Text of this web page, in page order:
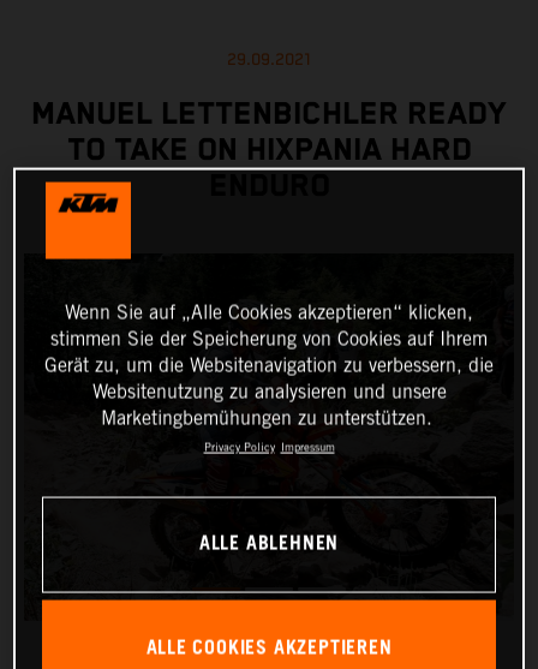
29.09.2021
MANUEL LETTENBICHLER READY
TO TAKE ON HIXPANIA HARD
Wenn Sie auf „Alle Cookies akzeptieren“ klicken,
stimmen Sie der Speicherung von Cookies auf Ihrem
Gerät zu, um die Websitenavigation zu verbessern, die
Websitenutzung zu analysieren und unsere
Marketingbemühungen zu unterstützen.
Privacy Policy Impressum
ALLE ABLEHNEN
ALLE COOKIES AKZEPTIEREN